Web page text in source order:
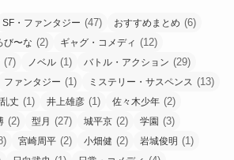
SF・ファンタジー (47) おすすめまとめ (6)
び〜な (2) ギャグ・コメディ (12)
(7) ノベル (1) バトル・アクション (29)
ファンタジー (1) ミステリー・サスペンス (13)
丈 (1) 井上雄彦 (1) 佐々木少年 (2)
(2) 型月 (27) 城平京 (2) 学園 (3)
宮崎周平 (2) 小畑健 (2) 岩城俊明 (1)